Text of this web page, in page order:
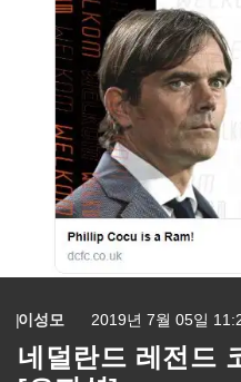
이성모 2019년 7월 05일
네덜란드 레전드